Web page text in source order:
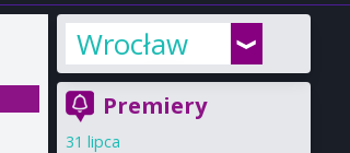
Wrocław
Premiery
31 lipca